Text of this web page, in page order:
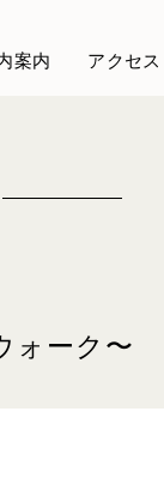
案内 アクセス
ォーク〜